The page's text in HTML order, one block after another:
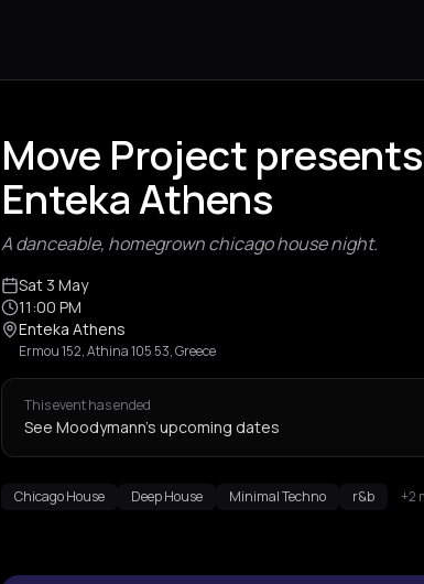
Move Project
Enteka Athens
A danceable, homegrown chicago house night.
Sat 3 May
11:00 PM
Enteka Athens
Ermou 152, Athina 105 53, Greece
This event has ended
See Moodymann's upcoming dates
Chicago House Deep House Minimal Techno r&b +2